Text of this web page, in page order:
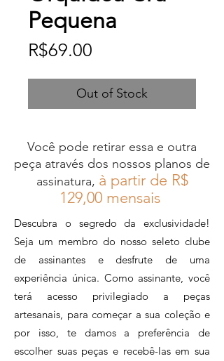
Pequena
R$69.00
Out of Stock
Você pode retirar essa e outra
peça através dos nossos planos de
assinatura, à partir de R$
129,00 mensais
Descubra o segredo da exclusividade!
Seja um membro do nosso seleto clube
de assinantes e desfrute de uma
experiência única. Como assinante, você
terá acesso privilegiado a peças
artesanais, para começar a sua coleção e
por isso, te damos a preferência de
escolher suas peças e recebê-las em sua